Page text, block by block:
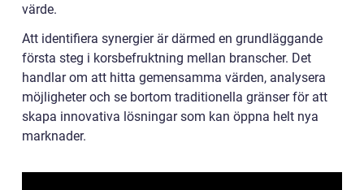
värde.
Att identifiera synergier är därmed en grundläggande
första steg i korsbefruktning mellan branscher. Det
handlar om att hitta gemensamma värden, analysera
möjligheter och se bortom traditionella gränser för att
skapa innovativa lösningar som kan öppna helt nya
marknader.